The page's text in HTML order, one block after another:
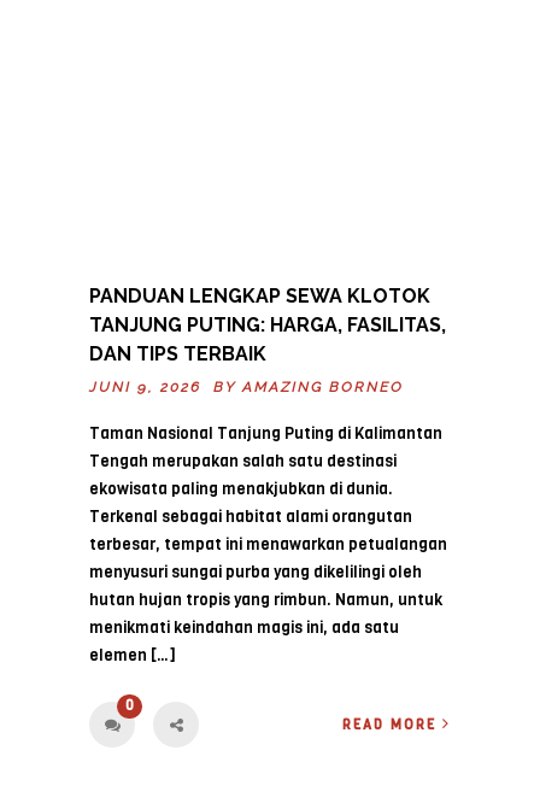
PANDUAN LENGKAP SEWA KLOTOK
TANJUNG PUTING: HARGA, FASILITAS,
DAN TIPS TERBAIK
JUNI 9, 2026 BY AMAZING BORNEO
Taman Nasional Tanjung Puting di Kalimantan
Tengah merupakan salah satu destinasi
ekowisata paling menakjubkan di dunia.
Terkenal sebagai habitat alami orangutan
terbesar, tempat ini menawarkan petualangan
menyusuri sungai purba yang dikelilingi oleh
hutan hujan tropis yang rimbun. Namun, untuk
menikmati keindahan magis ini, ada satu
elemen […]
0
READ MORE